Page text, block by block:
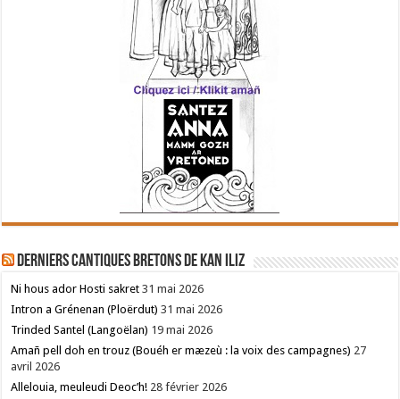
Derniers cantiques bretons de Kan Iliz
Ni hous ador Hosti sakret 31 mai 2026
Intron a Grénenan (Ploërdut) 31 mai 2026
Trinded Santel (Langoëlan) 19 mai 2026
Amañ pell doh en trouz (Bouéh er mæzeù : la voix des campagnes) 27
avril 2026
Allelouia, meuleudi Deoc’h! 28 février 2026